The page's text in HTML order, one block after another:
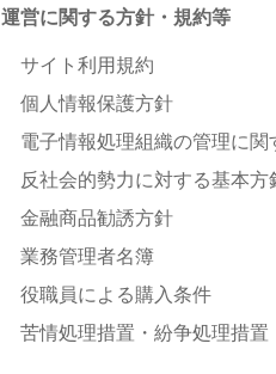
運営に関する方針・規約等
サイト利用規約
個人情報保護方針
電子情報処理組織の管理に
反社会的勢力に対する基本方
金融商品勧誘方針
業務管理者名簿
役職員による購入条件
苦情処理措置・紛争処理措置